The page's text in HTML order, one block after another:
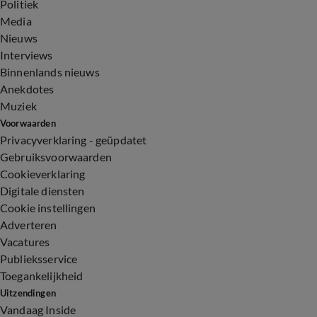
Politiek
Media
Nieuws
Interviews
Binnenlands nieuws
Anekdotes
Muziek
Voorwaarden
Privacyverklaring - geüpdatet
Gebruiksvoorwaarden
Cookieverklaring
Digitale diensten
Cookie instellingen
Adverteren
Vacatures
Publieksservice
Toegankelijkheid
Uitzendingen
Vandaag Inside